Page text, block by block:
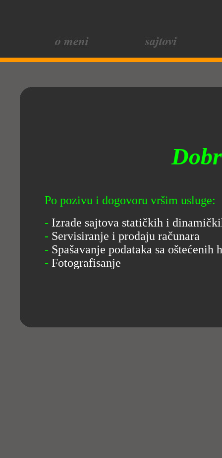
Po pozivu i dogovoru vršim usluge:
- Izrade sajtova statičkih i
- Servisiranje i prodaju računara
- Spašavanje podataka sa
- Fotografisanje